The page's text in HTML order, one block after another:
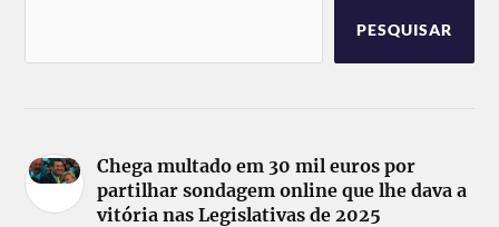
PESQUISAR
Chega multado em 30 mil euros por
partilhar sondagem online que lhe dava a
vitória nas Legislativas de 2025